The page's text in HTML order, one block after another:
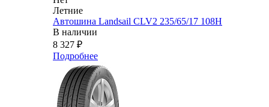
Летние
Автошина Landsail CLV2 235/65/17 108H
В наличии
8 327 ₽
Подробнее